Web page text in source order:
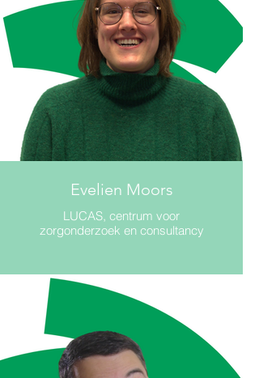
Evelien Moors
LUCAS, centrum voor
zorgonderzoek en consultancy